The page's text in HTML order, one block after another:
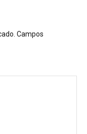
Campos